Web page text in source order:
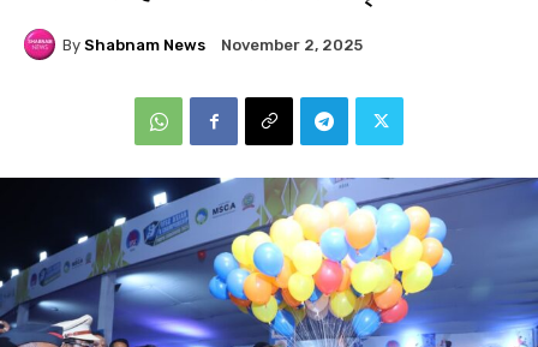
By Shabnam News November 2, 2025